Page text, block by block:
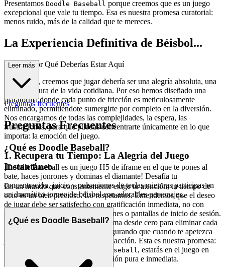
Presentamos Doodle Baseball porque creemos que es un juego
excepcional que vale tu tiempo. Esa es nuestra promesa curatorial:
menos ruido, más de la calidad que te mereces.
La Experiencia Definitiva de Béisbol...
Doodle: Por Qué Deberías Estar Aquí
En esencia, creemos que jugar debería ser una alegría absoluta, una
escapada pura de la vida cotidiana. Por eso hemos diseñado una
plataforma donde cada punto de fricción es meticulosamente
eliminado, permitiéndote sumergirte por completo en la diversión.
Nos encargamos de todas las complejidades, la espera, las
frustraciones, para que puedas concentrarte únicamente en lo que
importa: la emoción del juego.
1. Recupera tu Tiempo: La Alegría del Juego
Instantáneo
En un mundo que constantemente exige tu atención, tu tiempo de
ocio es un bien precioso. Lo respetamos. Entendemos que el deseo
de jugar debe ser satisfecho con gratificación inmediata, no con
descargas interminables, instalaciones o pantallas de inicio de sesión.
Hemos construido nuestra plataforma desde cero para eliminar cada
barrera entre tú y tu diversión, asegurando que cuando te apetezca
jugar, estés instantáneamente en la acción. Esta es nuestra promesa:
Doodle Baseball , estarás en el juego en
segundos. Sin fricción, solo diversión pura e inmediata.
Leer más
Preguntas frecuentes
Preguntas Frecuentes
¿Qué es Doodle Baseball?
¡Doodle Baseball es un juego H5 de iframe en el que te pones al
bate, haces jonrones y dominas el diamante! Desafía tu
concentración, juicio y pulsaciones de teclas mientras participas en
un dramático torneo de béisbol con adorables personajes.
¿Qué es Doodle Baseball?